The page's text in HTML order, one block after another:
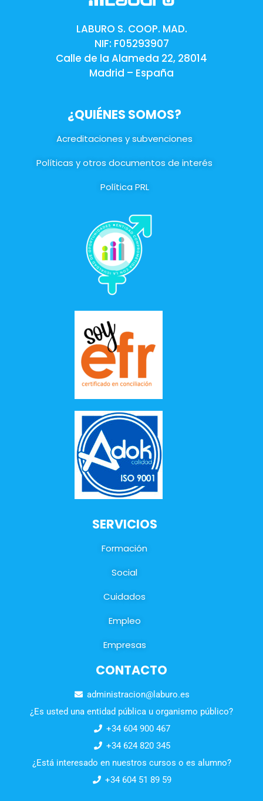
LABURO S. COOP. MAD.
NIF: F05293907
Calle de la Alameda 22, 28014
Madrid – España
¿QUIÉNES SOMOS?
Acreditaciones y subvenciones
Políticas y otros documentos de interés
Política PRL
SERVICIOS
Formación
Social
Cuidados
Empleo
Empresas
CONTACTO
administracion@laburo.es
¿Es usted una entidad pública u organismo público?
+34 604 900 467
+34 624 820 345
¿Está interesado en nuestros cursos o es alumno?
+34 604 51 89 59